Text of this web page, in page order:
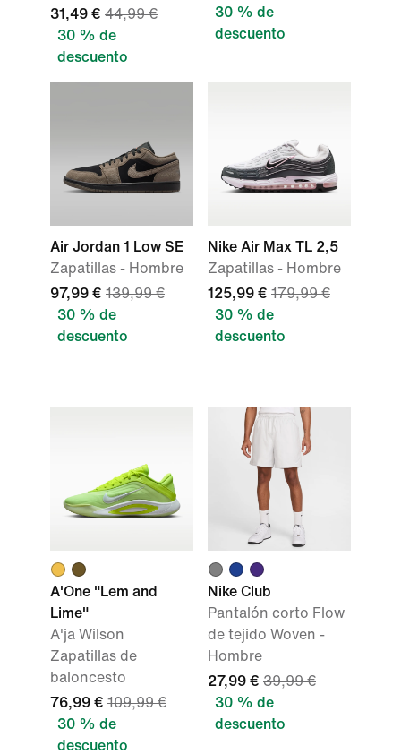
31,49 € 44,99 €
30 % de
descuento
30 % de
descuento
Air Jordan 1 Low SE
Zapatillas - Hombre
97,99 € 139,99 €
30 % de
descuento
Nike Air Max TL 2,5
Zapatillas - Hombre
125,99 € 179,99 €
30 % de
descuento
A'One "Lem and
Lime"
A'ja Wilson
Zapatillas de
baloncesto
76,99 € 109,99 €
30 % de
descuento
Nike Club
Pantalón corto Flow
de tejido Woven -
Hombre
27,99 € 39,99 €
30 % de
descuento